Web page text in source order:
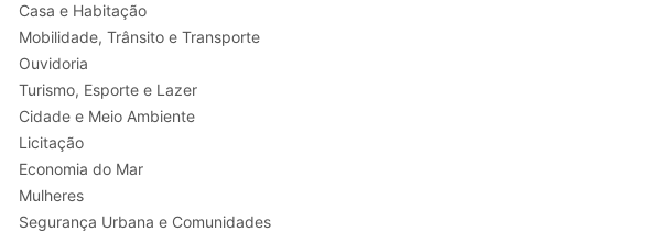
Casa e Habitação
Mobilidade, Trânsito e Transporte
Ouvidoria
Turismo, Esporte e Lazer
Cidade e Meio Ambiente
Licitação
Economia do Mar
Mulheres
Segurança Urbana e Comunidades